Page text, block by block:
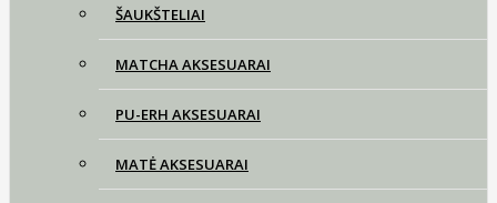
ŠAUKŠTELIAI
MATCHA AKSESUARAI
PU-ERH AKSESUARAI
MATĖ AKSESUARAI